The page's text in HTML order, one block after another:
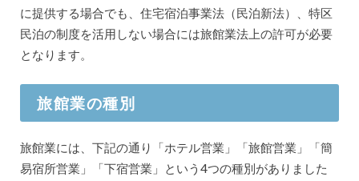
に提供する場合でも、住宅宿泊事業法（民泊新法）、特区
民泊の制度を活用しない場合には旅館業法上の許可が必要
となります。
旅館業の種別
旅館業には、下記の通り「ホテル営業」「旅館営業」「簡
易宿所営業」「下宿営業」という4つの種別がありました